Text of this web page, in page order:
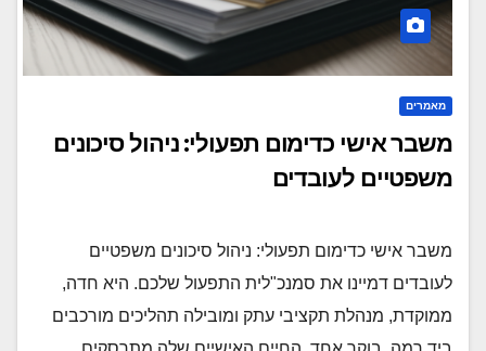
מאמרים
משבר אישי כדימום תפעולי: ניהול סיכונים
משפטיים לעובדים
משבר אישי כדימום תפעולי: ניהול סיכונים משפטיים
לעובדים דמיינו את סמנכ"לית התפעול שלכם. היא חדה,
ממוקדת, מנהלת תקציבי עתק ומובילה תהליכים מורכבים